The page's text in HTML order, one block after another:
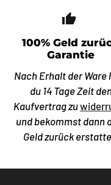
100% Geld
Garantie
Nach Erhalt der Ware
du 14 Tage Zeit
Kaufvertrag zu
und bekommst dann
Geld zurück